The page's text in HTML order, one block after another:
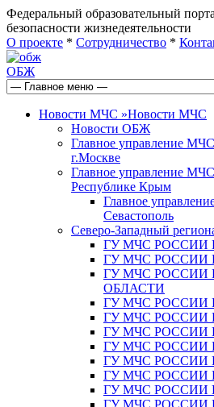
Федеральный образовательный
безопасности
О проекте * Сотрудничество *
ОБЖ
Новости МЧС »Новости МЧС
Новости ОБЖ
Главное управление
г.Москве
Главное управление
Республике Крым
Главное
Севастополь
Северо-Западный
ГУ МЧС РОССИИ
ГУ МЧС РОССИИ
ГУ МЧС
ОБЛАСТИ
ГУ МЧС РОССИИ
ГУ МЧС
ГУ МЧС
ГУ МЧС РОССИИ
ГУ МЧС
ГУ МЧС РОССИИ
ГУ МЧС РОССИИ
ГУ МЧС РОССИИ